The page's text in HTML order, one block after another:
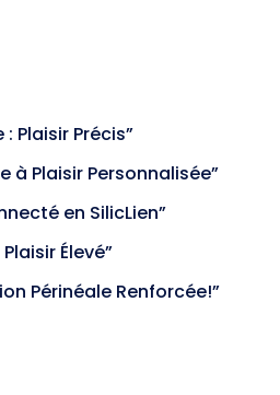
Plaisir Précis”
à Plaisir Personnalisée”
en SilicLien”
Élevé”
Périnéale Renforcée!”